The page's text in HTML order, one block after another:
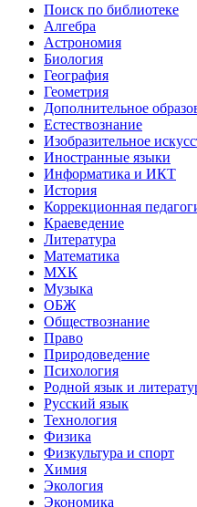
Поиск по библиотеке
Алгебра
Астрономия
Биология
География
Геометрия
Дополнительное
Естествознание
Изобразительное
Иностранные языки
Информатика и ИКТ
История
Коррекционная
Краеведение
Литература
Математика
МХК
Музыка
ОБЖ
Обществознание
Право
Природоведение
Психология
Родной язык и
Русский язык
Технология
Физика
Физкультура и спорт
Химия
Экология
Экономика